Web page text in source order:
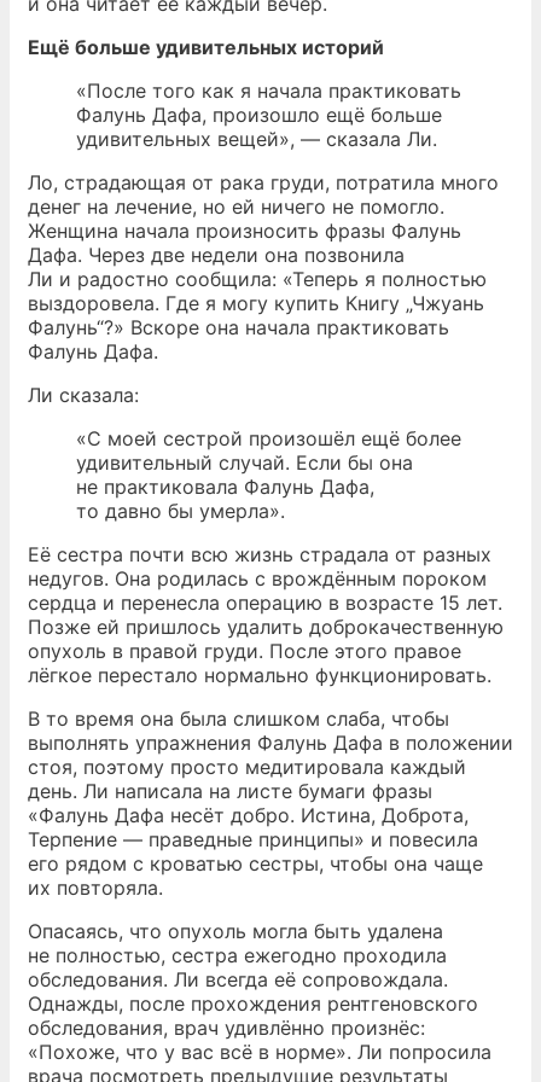
Ещё больше удивительных историй
«После того как я начала практиковать
Фалунь Дафа, произошло ещё больше
удивительных вещей», — сказала Ли.
Ло, страдающая от рака груди, потратила много
денег на лечение, но ей ничего не помогло.
Женщина начала произносить фразы Фалунь
Дафа. Через две недели она позвонила
Ли и радостно сообщила: «Теперь я полностью
выздоровела. Где я могу купить Книгу „Чжуань
Фалунь“?» Вскоре она начала практиковать
Фалунь Дафа.
Ли сказала:
«С моей сестрой произошёл ещё более
удивительный случай. Если бы она
не практиковала Фалунь Дафа,
то давно бы умерла».
Её сестра почти всю жизнь страдала от разных
недугов. Она родилась с врождённым пороком
сердца и перенесла операцию в возрасте 15 лет.
Позже ей пришлось удалить доброкачественную
опухоль в правой груди. После этого правое
лёгкое перестало нормально функционировать.
В то время она была слишком слаба, чтобы
выполнять упражнения Фалунь Дафа в положении
стоя, поэтому просто медитировала каждый
день. Ли написала на листе бумаги фразы
«Фалунь Дафа несёт добро. Истина, Доброта,
Терпение — праведные принципы» и повесила
его рядом с кроватью сестры, чтобы она чаще
их повторяла.
Опасаясь, что опухоль могла быть удалена
не полностью, сестра ежегодно проходила
обследования. Ли всегда её сопровождала.
Однажды, после прохождения рентгеновского
обследования, врач удивлённо произнёс:
«Похоже, что у вас всё в норме». Ли попросила
врача посмотреть предыдущие результаты